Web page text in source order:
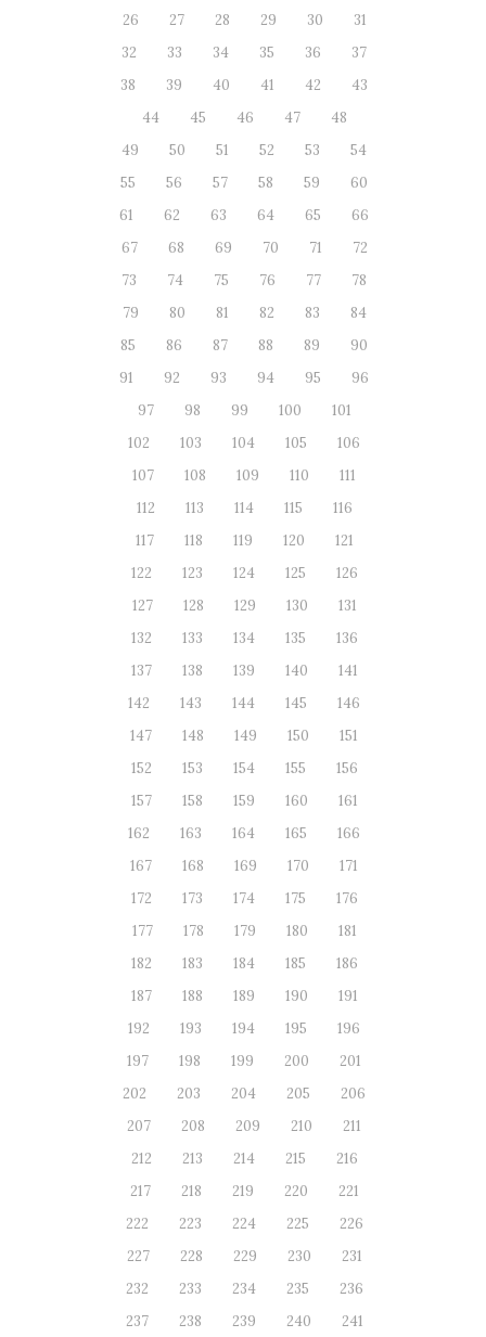
26
27 28 29 30
31
32
33 34 35 36
37
38
39 40 41 42
43
44
45 46 47
48
49
50 51 52 53
54
55
56 57 58 59
60
61
62 63 64 65
66
67
68 69 70 71
72
73
74 75 76 77
78
79
80 81 82 83
84
85
86 87 88 89
90
91
92 93 94 95
96
97
98 99 100
101
102
103 104 105
106
107
108 109 110
111
112
113 114 115
116
117
118 119 120
121
122
123 124 125
126
127
128 129 130
131
132
133 134 135
136
137
138 139 140
141
142
143 144 145
146
147
148 149 150
151
152
153 154 155
156
157
158 159 160
161
162
163 164 165
166
167
168 169 170
171
172
173 174 175
176
177
178 179 180
181
182
183 184 185
186
187
188 189 190
191
192
193 194 195
196
197
198 199 200
201
202
203 204 205
206
207
208 209 210
211
212
213 214 215
216
217
218 219 220
221
222
223 224 225
226
227
228 229 230
231
232
233 234 235
236
237
238 239 240
241